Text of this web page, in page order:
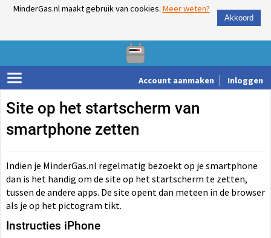
Akkoord
MinderGas.nl maakt gebruik van cookies. Meer weten?
Account aanmaken Inloggen
Site op het startscherm van
smartphone zetten
Indien je MinderGas.nl regelmatig bezoekt op je smartphone
dan is het handig om de site op het startscherm te zetten,
tussen de andere apps. De site opent dan meteen in de browser
als je op het pictogram tikt.
Instructies iPhone